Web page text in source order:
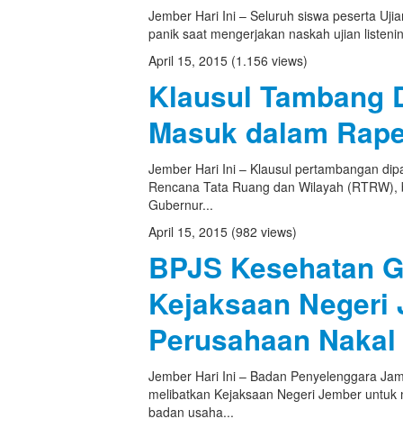
Jember Hari Ini – Seluruh siswa peserta
panik saat mengerjakan naskah ujian
April 15, 2015(1.156 views)
Klausul Tambang
Masuk dalam
Jember Hari Ini – Klausul pertambangan
Rencana Tata Ruang dan Wilayah
Gubernur...
April 15, 2015(982 views)
BPJS Kesehatan
Kejaksaan Negeri
Perusahaan Nakal
Jember Hari Ini – Badan Penyelenggara
melibatkan Kejaksaan Negeri Jember
badan usaha...